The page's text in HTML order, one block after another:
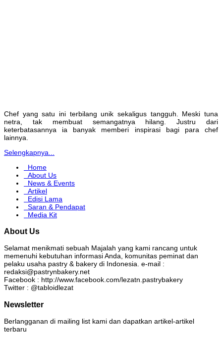
Chef yang satu ini terbilang unik sekaligus tangguh. Meski tuna
netra, tak membuat semangatnya hilang. Justru dari
keterbatasannya ia banyak memberi inspirasi bagi para chef
lainnya.
Selengkapnya...
Home
About Us
News & Events
Artikel
Edisi Lama
Saran & Pendapat
Media Kit
About Us
Selamat menikmati sebuah Majalah yang kami rancang untuk
memenuhi kebutuhan informasi Anda, komunitas peminat dan
pelaku usaha pastry & bakery di Indonesia. e-mail :
redaksi@pastrynbakery.net
Facebook : http://www.facebook.com/lezatn.pastrybakery
Twitter : @tabloidlezat
Newsletter
Berlangganan di mailing list kami dan dapatkan artikel-artikel
terbaru